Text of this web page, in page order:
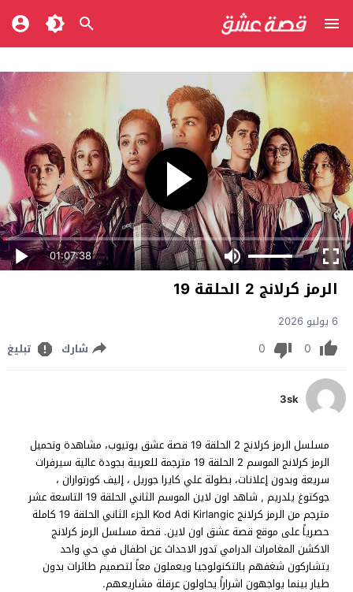
01:07:38
الرمز كرلانج 2 الحلقة 19
6 يوليو 2026
0
0 شارك تبليغ
3sk
مسلسل الرمز كرلانج 2 الحلقة 19 قصة عشق يوتيوب، مشاهدة وتحميل
الرمز كرلانج الموسم 2 الحلقة 19 مترجمة للعربية بجودة عالية سيرفرات
سريعة وبدون إعلانات، بطولة علي كايرا جوريل ، إليف كورتواران ،
جوكتوغ يلدريم , شاهد اون لاين الموسم الثاني الحلقة 19 التاسعة عشر
مترجم من الرمز كرلانج Kod Adi Kirlangic الجزء الثاني الحلقة 19 كاملة
حصرياً على موقع قصة عشق اون لاين. قصة مسلسل الرمز كرلانج
الاكشن المغامرات الدرامي تدور الاحداث عن اطفال في حي واحد
يتشاركون شغفهم بالتكنولوجيا ويعملون معاً لتصميم طائرات بدون
طيار بينما يواجهون اشراراً يحاولون عرقلة مشاريعهم.